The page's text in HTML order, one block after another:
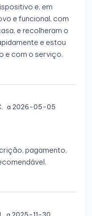
630
e, em
e funcional, com
e recolheram o
e estou
e com o serviço.
a 2026-05-05
pagamento,